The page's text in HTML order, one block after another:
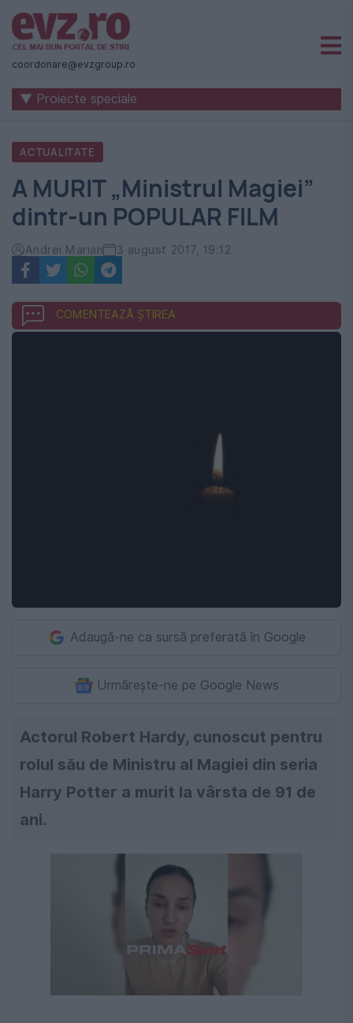
Știri
naționale
internaționale
România
-
Evenimentul
Zilei
coordonare@evzgroup.ro
▼ Proiecte speciale
ACTUALITATE
A MURIT „Ministrul Magiei”
dintr-un POPULAR FILM
Andrei Marian 3 august 2017, 19:12
COMENTEAZĂ ȘTIREA
Adaugă-ne ca sursă preferată în Google
Urmărește-ne pe Google News
Actorul Robert Hardy, cunoscut pentru
rolul său de Ministru al Magiei din seria
Harry Potter a murit la vârsta de 91 de
ani.